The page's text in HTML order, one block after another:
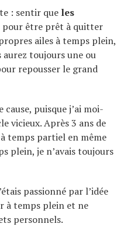
: sentir que les
pour être prêt à quitter
ailes à temps plein,
aurez toujours une ou
repousser le grand
cause, puisque j’ai moi-
vicieux. Après 3 ans de
temps partiel en même
plein, je n’avais toujours
passionné par l’idée
à temps plein et ne
personnels.